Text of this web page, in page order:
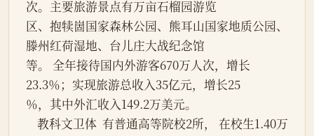
次。主要旅游景点有万亩石榴园游览
区、抱犊崮国家森林公园、熊耳山国家地质公园、
滕州红荷湿地、台儿庄大战纪念馆
等。 全年接待国内外游客670万人次，增长
23.3％；实现旅游总收入35亿元，增长25
％，其中外汇收入149.2万美元。